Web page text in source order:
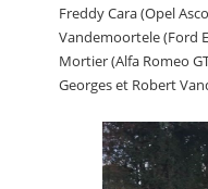
Freddy Cara (Opel
Vandemoortele (Ford
Mortier (Alfa Romeo
Georges et Robert